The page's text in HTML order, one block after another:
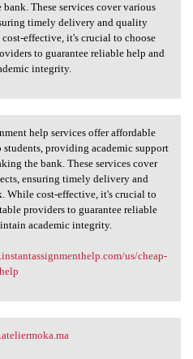
These services cover various
timely delivery and quality
effective, it's crucial to choose
to guarantee reliable help and
integrity.
help
help services offer affordable
students, providing academic support
the bank. These services cover
ensuring timely delivery and
While cost-effective, it's crucial to
providers to guarantee reliable
academic integrity.
us/cheap-